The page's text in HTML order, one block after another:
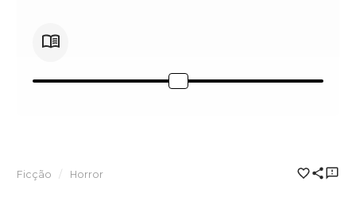
Ficção Horror